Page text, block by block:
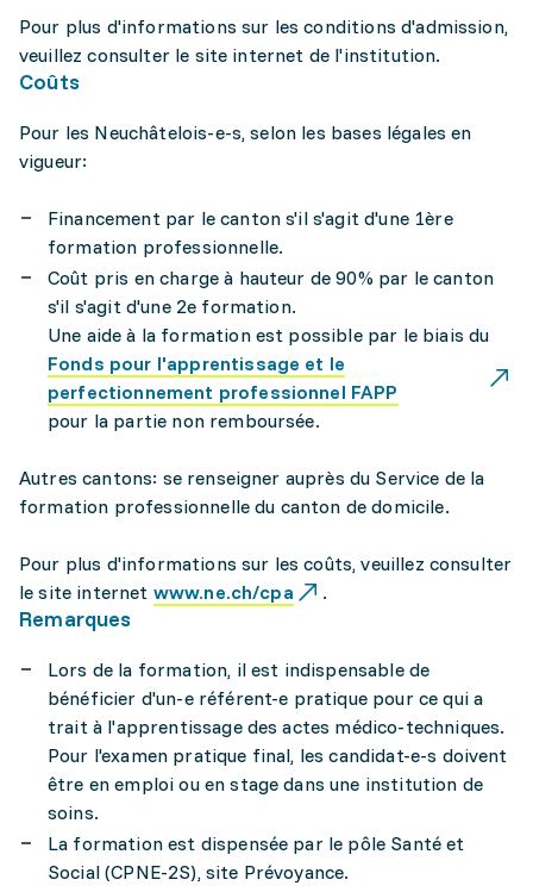
Pour plus d'informations sur les conditions d'admission,
veuillez consulter le site internet de l'institution.
Coûts
Pour les Neuchâtelois-e-s, selon les bases légales en
vigueur:
Financement par le canton s'il s'agit d'une 1ère
formation professionnelle.
Coût pris en charge à hauteur de 90% par le canton
s'il s'agit d'une 2e formation.
Une aide à la formation est possible par le biais du
Fonds pour l'apprentissage et le
perfectionnement professionnel FAPP
pour la partie non remboursée.
Autres cantons: se renseigner auprès du Service de la
formation professionnelle du canton de domicile.
Pour plus d'informations sur les coûts, veuillez consulter
le site internet www.ne.ch/cpa .
Remarques
Lors de la formation, il est indispensable de
bénéficier d'un-e référent-e pratique pour ce qui a
trait à l'apprentissage des actes médico-techniques.
Pour l'examen pratique final, les candidat-e-s doivent
être en emploi ou en stage dans une institution de
soins.
La formation est dispensée par le pôle Santé et
Social (CPNE-2S), site Prévoyance.